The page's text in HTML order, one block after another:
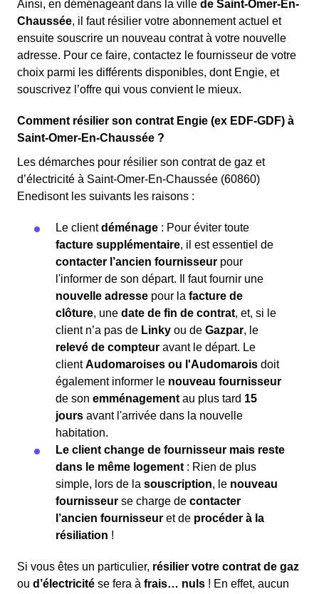
Ainsi, en déménageant dans la ville de Saint-Omer-En-
Chaussée, il faut résilier votre abonnement actuel et
ensuite souscrire un nouveau contrat à votre nouvelle
adresse. Pour ce faire, contactez le fournisseur de votre
choix parmi les différents disponibles, dont Engie, et
souscrivez l’offre qui vous convient le mieux.
Comment résilier son contrat Engie (ex EDF-GDF) à
Saint-Omer-En-Chaussée ?
Les démarches pour résilier son contrat de gaz et
d’électricité à Saint-Omer-En-Chaussée (60860)
Enedisont les suivants les raisons :
Le clientdéménage : Pour éviter toute
facture supplémentaire, il est essentiel de
contacter l’ancien fournisseur pour
l'informer de son départ. Il faut fournir une
nouvelle adresse pour la facture de
clôture, une date de fin de contrat, et, si le
client n’a pas de Linky ou de Gazpar, le
relevé de compteur avant le départ. Le
clientAudomaroises ou l'Audomarois doit
également informer le nouveau fournisseur
de son emménagement au plus tard 15
jours avant l'arrivée dans la nouvelle
habitation.
Le client change de fournisseur mais reste
dans le même logement : Rien de plus
simple, lors de la souscription, le nouveau
fournisseur se charge de contacter
l’ancien fournisseur et de procéder à la
résiliation !
Si vous êtes un particulier, résilier votre contrat de gaz
ou d’électricité se fera à frais… nuls ! En effet, aucun